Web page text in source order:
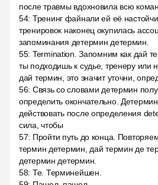
после травмы вдохновила всю
54: Тренинг файнали ей её
тренировок наконец окупилась
запоминания детермин детермин.
55: Termination. Запомним как дай
ты подходишь к судье, тренеру или
дай термин, это значит уточни,
56: Связь со словами детермин
определить окончательно.
действовать после определения
сила, чтобы
57: Пройти путь до конца.
термин детермин, дай термин де
детермин детермин.
58: Те. Терминейшен.